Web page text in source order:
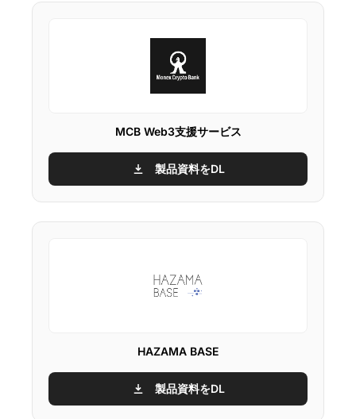
MCB Web3支援サービス
製品資料をDL
HAZAMA BASE
製品資料をDL